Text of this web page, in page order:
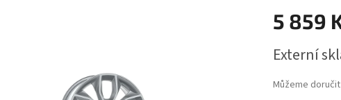
5 859
cena:
Externí
Můžeme